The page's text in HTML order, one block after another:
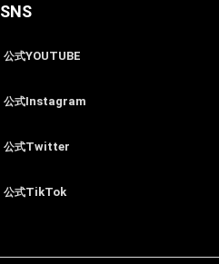
SNS
公式YOUTUBE
公式Instagram
公式Twitter
公式TikTok